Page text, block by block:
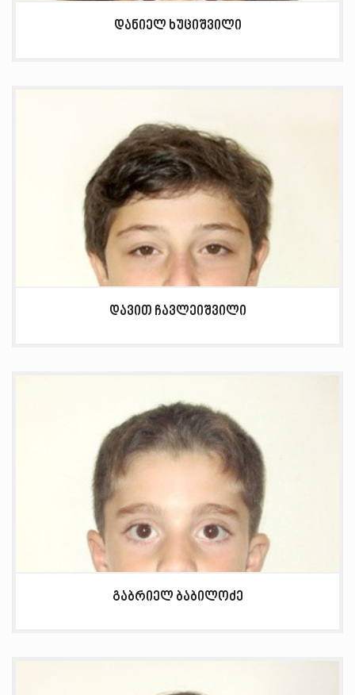
დანიელ ხუციშვილი
დავით ჩავლეიშვილი
გაბრიელ ბაბილოძე